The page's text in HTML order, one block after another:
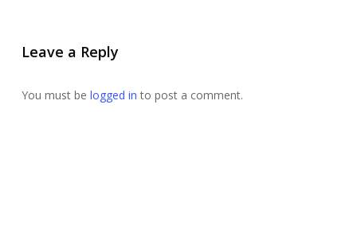
Leave a Reply
You must be logged in to post a comment.